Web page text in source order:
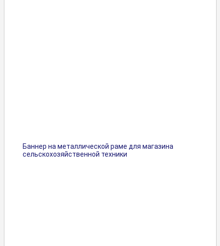
Баннер на металлической раме для магазина
сельскохозяйственной техники